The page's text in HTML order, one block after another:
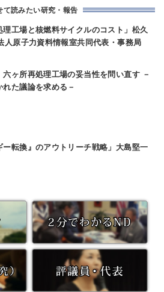
て読みたい研究・報告
理工場と核燃料サイクルのコスト」松久
人原子力資料情報室共同代表・事務局
六ヶ所再処理工場の妥当性を問い直す －
た議論を求める－
ー転換』のアウトリーチ戦略」大島堅一